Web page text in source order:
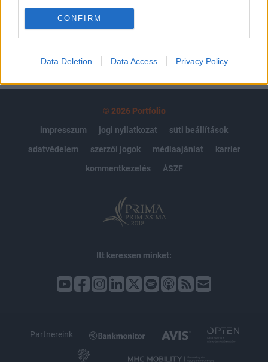
CONFIRM
Data Deletion Data Access Privacy Policy
MÁR ELŐFIZETŐNK VAGY?
© 2026 Portfolio
impresszum
jogi nyilatkozat
süti beállítások
adatvédelem
szerzői jogok médiaajánlat
karrier
kommentkezelés
ÁSZF
Itt keressen minket:
Partnereink